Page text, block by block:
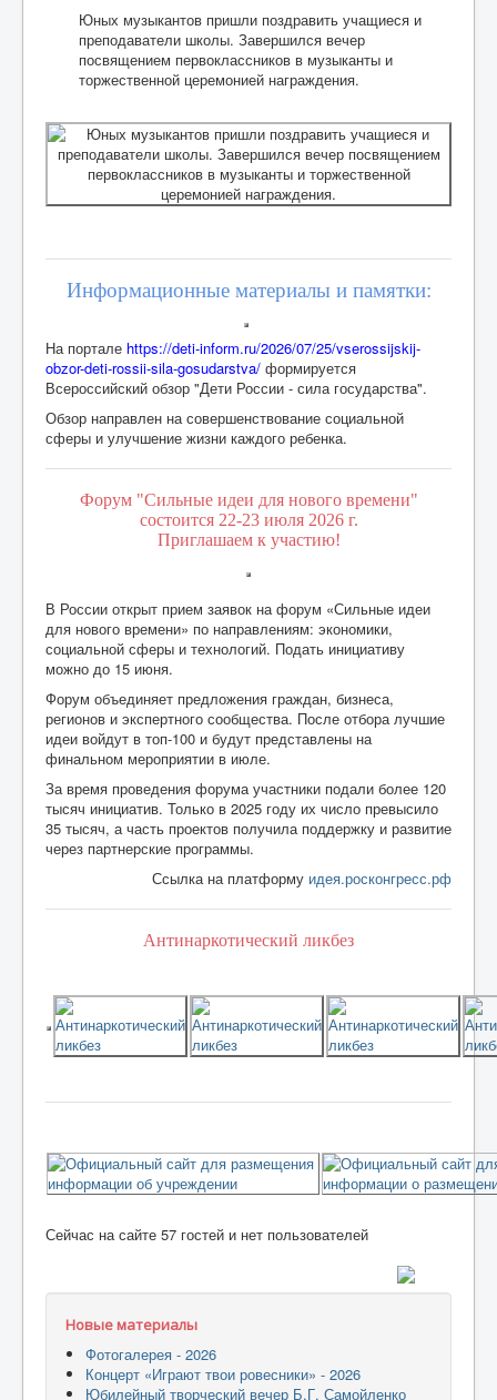
Купить билет
Юных музыкантов пришли поздравить учащиеся и
преподаватели школы. Завершился вечер
посвящением первоклассников в музыканты и
торжественной церемонией награждения.
Информационные материалы и памятки:
На портале https://deti-inform.ru/2026/07/25/vserossijskij-
obzor-deti-rossii-sila-gosudarstva/ формируется
Всероссийский обзор "Дети России - сила государства".
Обзор направлен на совершенствование социальной
сферы и улучшение жизни каждого ребенка.
Форум "Сильные идеи для нового времени"
состоится 22-23 июля 2026 г.
Приглашаем к участию!
В России открыт прием заявок на форум «Сильные идеи
для нового времени» по направлениям: экономики,
социальной сферы и технологий. Подать инициативу
можно до 15 июня.
Форум объединяет предложения граждан, бизнеса,
регионов и экспертного сообщества. После отбора лучшие
идеи войдут в топ-100 и будут представлены на
финальном мероприятии в июле.
За время проведения форума участники подали более 120
тысяч инициатив. Только в 2025 году их число превысило
35 тысяч, а часть проектов получила поддержку и развитие
через партнерские программы.
Ссылка на платформу идея.росконгресс.рф
Антинаркотический ликбез
Сейчас на сайте 57 гостей и нет пользователей
Новые материалы
Фотогалерея - 2026
Концерт «Играют твои ровесники» - 2026
Юбилейный творческий вечер Б.Г. Самойленко